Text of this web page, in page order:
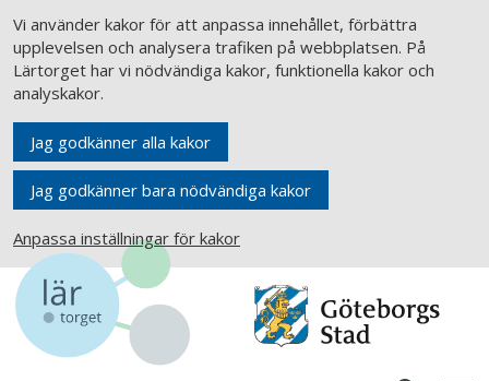
Vi använder kakor för att anpassa innehållet, förbättra
upplevelsen och analysera trafiken på webbplatsen. På
Lärtorget har vi nödvändiga kakor, funktionella kakor och
analyskakor.
Jag godkänner alla kakor
Jag godkänner bara nödvändiga kakor
Anpassa inställningar för kakor